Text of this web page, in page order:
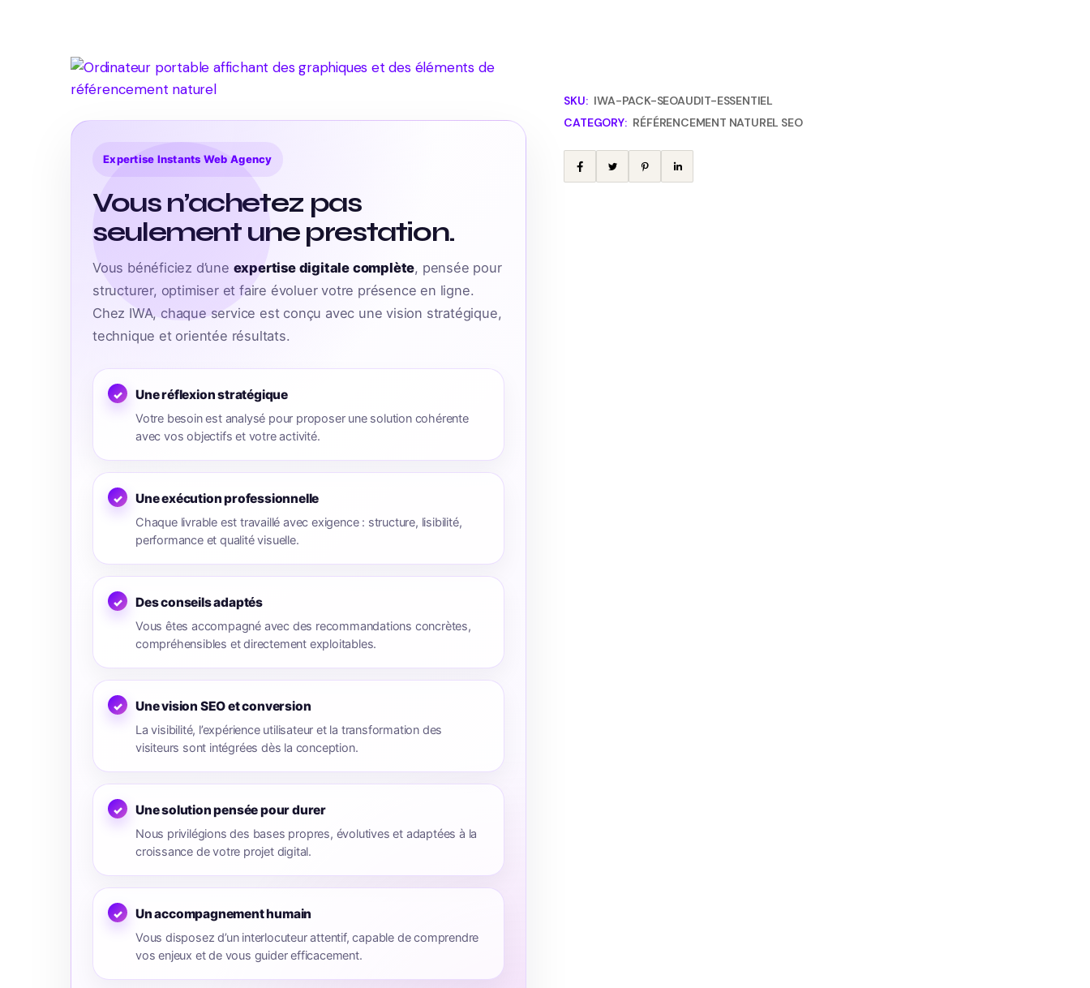
Expertise Instants Web Agency
Vous n’achetez pas
seulement une prestation.
Vous bénéficiez d’une expertise digitale complète, pensée pour
structurer, optimiser et faire évoluer votre présence en ligne.
Chez IWA, chaque service est conçu avec une vision stratégique,
technique et orientée résultats.
Une réflexion stratégique
Votre besoin est analysé pour proposer une solution cohérente
avec vos objectifs et votre activité.
Une exécution professionnelle
Chaque livrable est travaillé avec exigence : structure, lisibilité,
performance et qualité visuelle.
Des conseils adaptés
Vous êtes accompagné avec des recommandations concrètes,
compréhensibles et directement exploitables.
Une vision SEO et conversion
La visibilité, l’expérience utilisateur et la transformation des
visiteurs sont intégrées dès la conception.
Une solution pensée pour durer
Nous privilégions des bases propres, évolutives et adaptées à la
croissance de votre projet digital.
Un accompagnement humain
Vous disposez d’un interlocuteur attentif, capable de comprendre
vos enjeux et de vous guider efficacement.
SKU: IWA-PACK-SEOAUDIT-ESSENTIEL
CATEGORY: RÉFÉRENCEMENT NATUREL SEO